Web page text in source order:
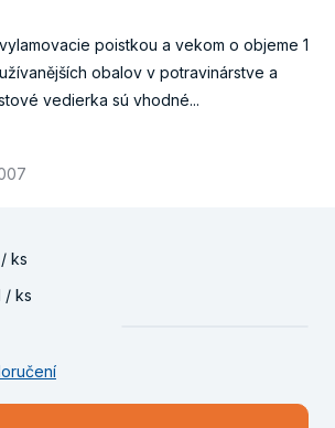
poistkou a vekom o objeme 1
obalov v potravinárstve a
vedierka sú vhodné...
ks
/ ks